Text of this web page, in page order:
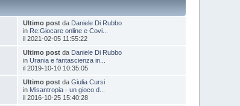
Ultimo postda Daniele Di Rubbo
in Re:Giocare online e Covi...
il 2021-02-05 11:55:22
Ultimo postda Daniele Di Rubbo
in Urania e fantascienza in...
il 2019-10-10 10:35:05
Ultimo postda Giulia Cursi
in Misantropia - un gioco d...
il 2016-10-25 15:40:28